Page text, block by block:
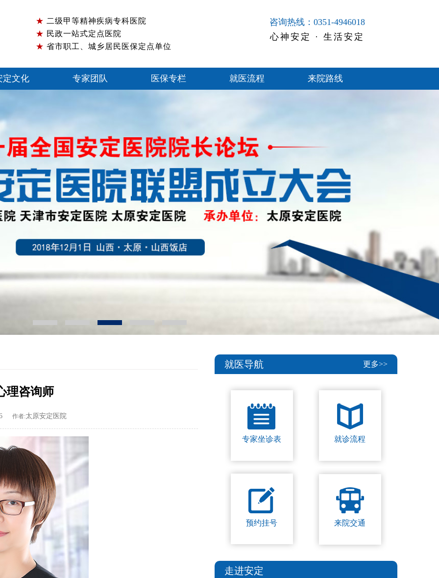
★ 二级甲等精神疾病专科医院
★ 民政一站式定点医院
★ 省市职工、城乡居民医保定点单位
咨询热线：0351-4946018
心神安定 · 生活安定
定文化 专家团队 医保专栏 就医流程 来院路线
理咨询师
作者:太原安定医院
就医导航 更多>>
专家坐诊表 就诊流程
预约挂号 来院交通
走进安定